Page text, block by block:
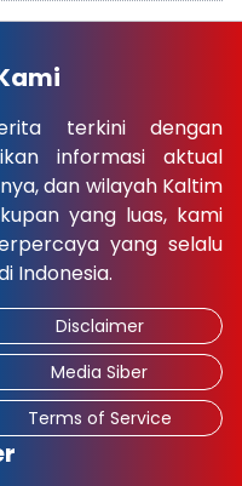
terkini dengan
informasi aktual
dan wilayah Kaltim
yang luas, kami
yang selalu
Indonesia.
Disclaimer
Media Siber
Terms of Service